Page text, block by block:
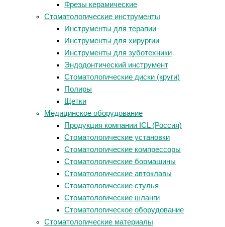
Фрезы керамические
Стоматологические инструменты
Инструменты для терапии
Инструменты для хирургии
Инструменты для зуботехники
Эндодонтический инструмент
Стоматологические диски (круги)
Полиры
Щетки
Медицинское оборудование
Продукция компании ICL (Россия)
Стоматологические установки
Стоматологические компрессоры
Стоматологические бормашины
Стоматологические автоклавы
Стоматологические стулья
Стоматологические шланги
Стоматологическое оборудование
Стоматологические материалы